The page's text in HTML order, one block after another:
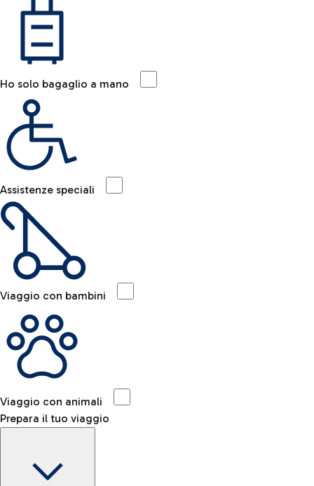
Ho solo bagaglio a mano
Assistenze speciali
Viaggio con bambini
Viaggio con animali
Prepara il tuo viaggio